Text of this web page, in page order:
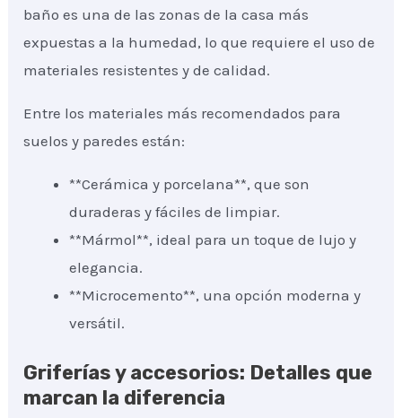
baño es una de las zonas de la casa más
expuestas a la humedad, lo que requiere el uso de
materiales resistentes y de calidad.
Entre los materiales más recomendados para
suelos y paredes están:
**Cerámica y porcelana**, que son
duraderas y fáciles de limpiar.
**Mármol**, ideal para un toque de lujo y
elegancia.
**Microcemento**, una opción moderna y
versátil.
Griferías y accesorios: Detalles que
marcan la diferencia